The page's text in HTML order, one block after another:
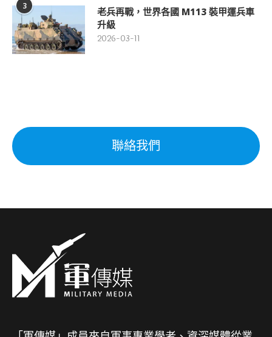
3
老兵再戰，世界各國 M113 裝甲運兵車
升級
2026-03-11
聯絡我們